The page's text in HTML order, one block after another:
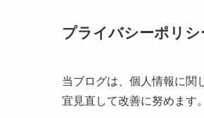
プライバシーポリシ
当ブログは、個人情報に関
宜見直して改善に努めます。